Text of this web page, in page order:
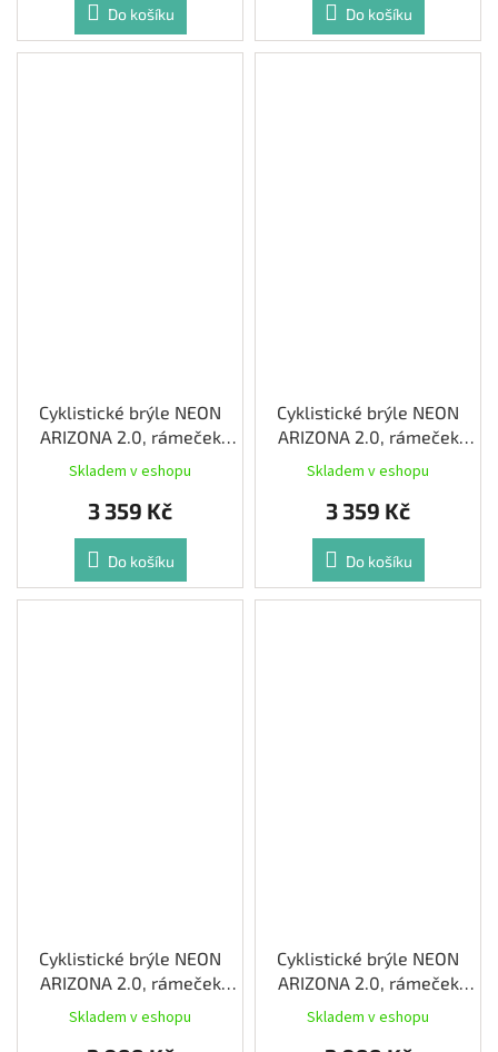
Do košíku Do košíku
Cyklistické brýle NEON
ARIZONA 2.0, rámeček
CARAMELLO/BLACK, skla
PHOTOTRONIC PLUS
BRONZE CAT 1-3
Skladem v eshopu
3 359 Kč
Do košíku
Cyklistické brýle NEON
ARIZONA 2.0, rámeček
SALVIA/BLACK, skla
PHOTOTRONIC PLUS
GREEN CAT 1-3
Skladem v eshopu
3 359 Kč
Do košíku
Cyklistické brýle NEON
ARIZONA 2.0, rámeček
CRYSTAL ANTHRACITE
MATT, skla PHOTOTRONIC
Skladem v eshopu
Cyklistické brýle NEON
ARIZONA 2.0, rámeček
PINK FLUO, skla
PHOTOTRONIC PLUS RED
Skladem v eshopu